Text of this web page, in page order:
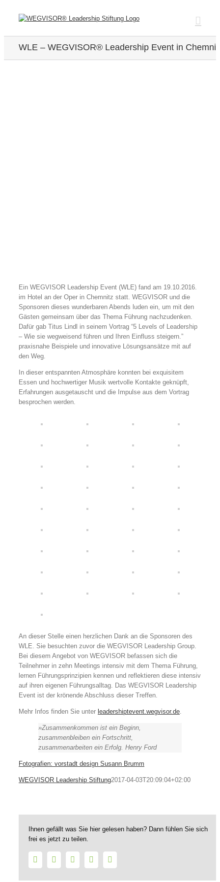
WLE – WEGVISOR® Leadership Event in
Ein WEGVISOR Leadership Event (WLE) fand am 19.10.2016.
im Hotel an der Oper in Chemnitz statt. WEGVISOR und die
Sponsoren dieses wunderbaren Abends luden ein, um mit den
Gästen gemeinsam über das Thema Führung nachzudenken.
Dafür gab Titus Lindl in seinem Vortrag “5 Levels of Leadership
– Wie sie wegweisend führen und Ihren Einfluss steigern.”
praxisnahe Beispiele und innovative Lösungsansätze mit auf
den Weg.
In dieser entspannten Atmosphäre konnten bei exquisitem
Essen und hochwertiger Musik wertvolle Kontakte geknüpft,
Erfahrungen ausgetauscht und die Impulse aus dem Vortrag
besprochen werden.
An dieser Stelle einen herzlichen Dank an die Sponsoren des
WLE. Sie besuchten zuvor die WEGVISOR Leadership Group.
Bei diesem Angebot von WEGVISOR befassen sich die
Teilnehmer in zehn Meetings intensiv mit dem Thema Führung,
lernen Führungsprinzipien kennen und reflektieren diese intensiv
auf ihren eigenen Führungsalltag. Das WEGVISOR Leadership
Event ist der krönende Abschluss dieser Treffen.
Mehr Infos finden Sie unter leadershiptevent.wegvisor.de.
»Zusammenkommen ist ein Beginn,
zusammenbleiben ein Fortschritt,
zusammenarbeiten ein Erfolg. Henry Ford
Fotografien: vorstadt design Susann Brumm
WEGVISOR Leadership Stiftung2017-04-03T20:09:04+02:00
Ihnen gefällt was Sie hier gelesen haben? Dann fühlen Sie sich
frei es jetzt zu teilen.
FacebookTwitter LinkedInWhatsApp
Mail